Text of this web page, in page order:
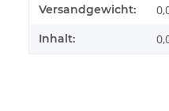
Produkteigenschaft
Wert
Versandgewicht:
Inhalt: